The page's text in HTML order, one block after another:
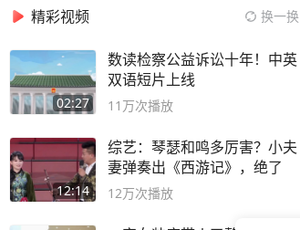
精彩视频 换一换
02:27
数读检察公益诉讼十年！中英
双语短片上线
11万次播放
12:14
综艺：琴瑟和鸣多厉害？小夫
妻弹奏出《西游记》，绝了
12万次播放